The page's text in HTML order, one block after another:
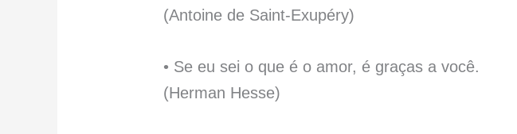
(Antoine de Saint-Exupéry)
• Se eu sei o que é o amor, é graças a você.
(Herman Hesse)